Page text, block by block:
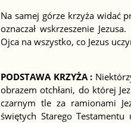
Na samej górze krzyża widać
oznaczał wskrzeszenie
Ojca na wszystko, co Jezus
PODSTAWA KRZYŻA :
obrazem otchłani, do której
czarnym tle za ramionami
świętych Starego